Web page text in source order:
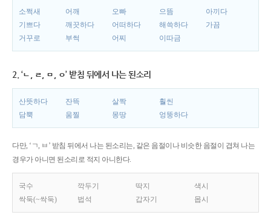
소쩍새 어깨 오빠 으뜸
아끼다
기쁘다
깨끗하다 어떠하다 해쓱하다
가끔
거꾸로
부썩 어찌 이따금
2. ‘ㄴ, ㄹ, ㅁ, ㅇ’ 받침 뒤에서 나는 된소리
산뜻하다 잔뜩 살짝
훨씬
담뿍
움찔 몽땅 엉뚱하다
다만, ‘ㄱ, ㅂ’ 받침 뒤에서 나는 된소리는, 같은 음절이나 비슷한 음절이 겹쳐 나는
경우가 아니면 된소리로 적지 아니한다.
국수 깍두기 딱지
색시
싹둑(~싹둑)
법석 갑자기 몹시